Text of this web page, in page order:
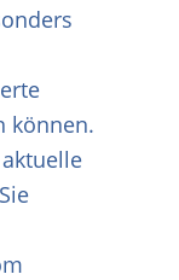
können.